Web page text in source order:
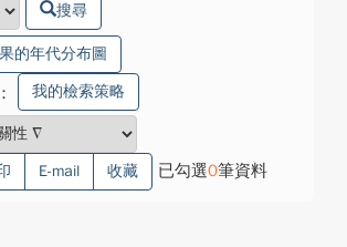
搜尋
的年代分布圖
： 我的檢索策略
E-mail 收藏 已勾選0筆資料